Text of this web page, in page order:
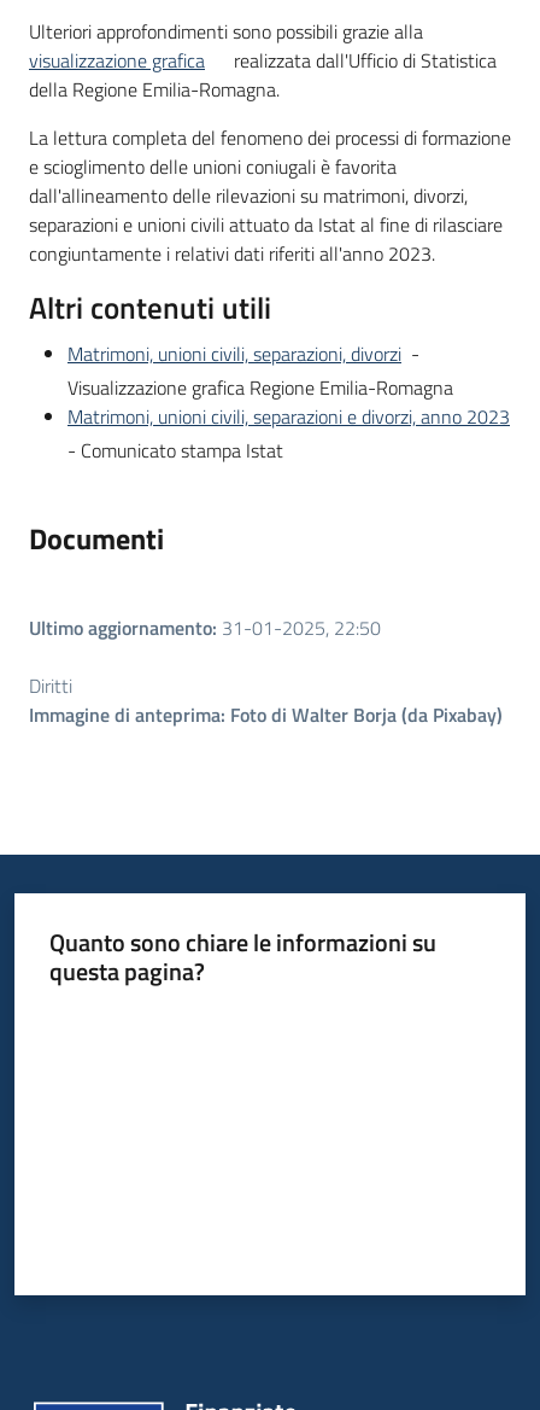
Ulteriori approfondimenti sono possibili grazie alla
visualizzazione grafica
realizzata dall'Ufficio di Statistica
della Regione Emilia-Romagna.
La lettura completa del fenomeno dei processi di formazione
e scioglimento delle unioni coniugali è favorita
dall'allineamento delle rilevazioni su matrimoni, divorzi,
separazioni e unioni civili attuato da Istat al fine di rilasciare
congiuntamente i relativi dati riferiti all'anno 2023.
Altri contenuti utili
Matrimoni, unioni civili, separazioni, divorzi -
Visualizzazione grafica Regione Emilia-Romagna
Matrimoni, unioni civili, separazioni e divorzi, anno 2023
- Comunicato stampa Istat
Documenti
Ultimo aggiornamento: 31-01-2025, 22:50
Diritti
Immagine di anteprima: Foto di Walter Borja (da Pixabay)
Quanto sono chiare le informazioni su
questa pagina?